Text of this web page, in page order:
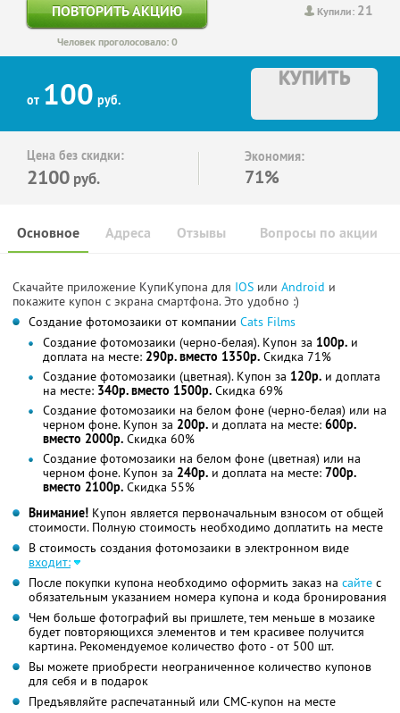
Купили: 21
ПОВТОРИТЬ АКЦИЮ
Человек проголосовало: 0
от 100 руб.
КУПИТЬ
Цена без скидки:
2100 руб.
Экономия:
71%
Основное Отзывы Вопросы по акции
Адреса
Скачайте приложение КупиКупона для IOS или Android и
покажите купон с экрана смартфона. Это удобно :)
Создание фотомозаики от компании Cats Films
Создание фотомозаики (черно-белая). Купон за 100р. и
доплата на месте: 290р. вместо 1350р. Скидка 71%
Создание фотомозаики (цветная). Купон за 120р. и доплата
на месте: 340р. вместо 1500р. Скидка 69%
Создание фотомозаики на белом фоне (черно-белая) или на
черном фоне. Купон за 200р. и доплата на месте: 600р.
вместо 2000р. Скидка 60%
Создание фотомозаики на белом фоне (цветная) или на
черном фоне. Купон за 240р. и доплата на месте: 700р.
вместо 2100р. Скидка 55%
Внимание! Купон является первоначальным взносом от общей
стоимости. Полную стоимость необходимо доплатить на месте
В стоимость создания фотомозаики в электронном виде
входит:
После покупки купона необходимо оформить заказ на сайте с
обязательным указанием номера купона и кода бронирования
Чем больше фотографий вы пришлете, тем меньше в мозаике
будет повторяющихся элементов и тем красивее получится
картина. Рекомендуемое количество фото - от 500 шт.
Вы можете приобрести неограниченное количество купонов
для себя и в подарок
Предъявляйте распечатанный или СМС-купон на месте